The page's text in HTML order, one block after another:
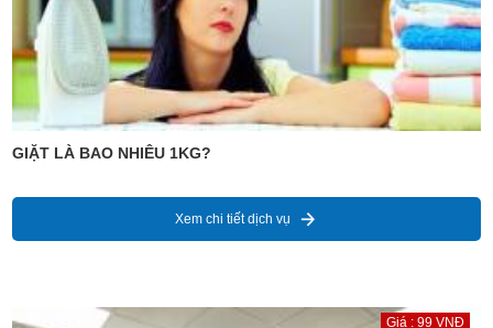
GIẶT LÀ BAO NHIÊU 1KG?
Xem chi tiết dịch vụ
Giá : 99 VNĐ